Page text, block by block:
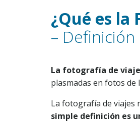
¿Qué es la
– Definición
La fotografía de
plasmadas en fotos de
La fotografía de viajes
simple definición es